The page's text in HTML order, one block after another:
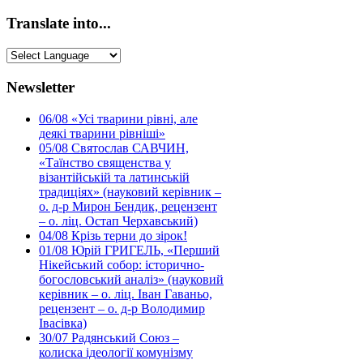
Translate into...
Newsletter
06/08 «Усі тварини рівні, але
деякі тварини рівніші»
05/08 Святослав САВЧИН,
«Таїнство священства у
візантійській та латинській
традиціях» (науковий керівник –
о. д-р Мирон Бендик, рецензент
– о. ліц. Остап Черхавський)
04/08 Крізь терни до зірок!
01/08 Юрій ГРИГЕЛЬ, «Перший
Нікейський собор: історично-
богословський аналіз» (науковий
керівник – о. ліц. Іван Гаваньо,
рецензент – о. д-р Володимир
Івасівка)
30/07 Радянський Союз –
колиска ідеології комунізму